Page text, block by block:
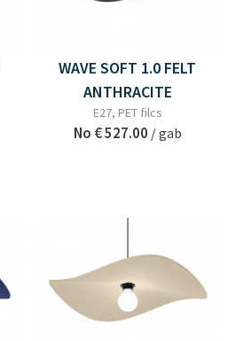
WAVE SOFT 1.0 FELT
ANTHRACITE
E27, PET filcs
No € 527.00 / gab